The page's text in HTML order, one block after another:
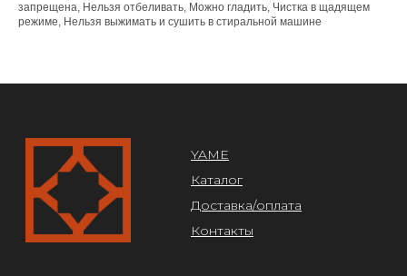
запрещена, Нельзя отбеливать, Можно гладить, Чистка в щадящем
режиме, Нельзя выжимать и сушить в стиральной машине
ОРГАНИЗАЦИЯ
Design by @abakumik